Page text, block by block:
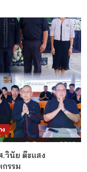
วินัย ต๊ะแสง
รรม